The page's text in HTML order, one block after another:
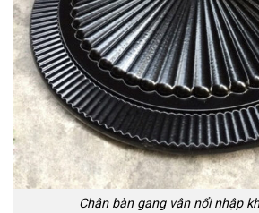
Chân bàn gang vân nổi nhập